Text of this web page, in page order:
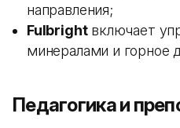
направления;
Fulbrightвключает
минералами и горное
Педагогика и